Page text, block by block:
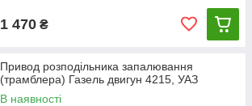
1 470 ₴
Привод розподільника запалювання
(трамблера) Газель двигун 4215, УАЗ
В наявності